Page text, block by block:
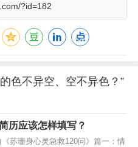
?id=182
色不异空、空不异色？”
历应该怎样填写？
苏珊身心灵急救120问》篇一：情